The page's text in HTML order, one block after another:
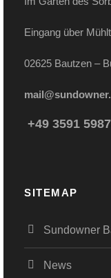
Eingang über
02625 Bautzen –
+49 3591
SITEMAP
Sundowner
News